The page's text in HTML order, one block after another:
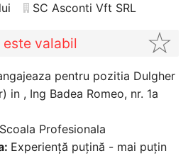
SC Asconti Vft SRL
valabil
pentru pozitia Dulgher
in , Ing Badea Romeo, nr. 1a
Profesionala
Experiență puțină - mai puțin